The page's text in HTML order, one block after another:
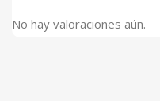
No hay valoraciones aún.